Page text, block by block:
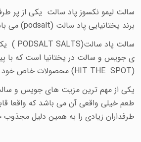
سالت لیمو نکسوز پاد سالت یکی از پر
برند یختانیایی پاد سالت (podsalt)می
​​سالت پاد سالت( PODSALT SALTS)
ی جویس و سالت در یختانیا است که با
(
HIT THE SPOT
) محصولات خاص خود
یکی از مهم ترین مزیت های جویس و
طعم خیلی واقعی آن می باشد که واقعا
طرفداران زیادی را به همین دلیل